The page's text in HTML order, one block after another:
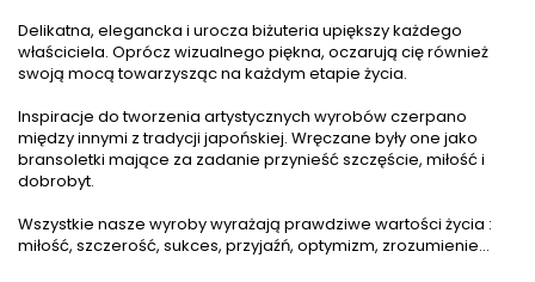
Delikatna, elegancka i urocza biżuteria upiększy każdego
właściciela. Oprócz wizualnego piękna, oczarują cię również
swoją mocą towarzysząc na każdym etapie życia.
Inspiracje do tworzenia artystycznych wyrobów czerpano
między innymi z tradycji japońskiej. Wręczane były one jako
bransoletki mające za zadanie przynieść szczęście, miłość i
dobrobyt.
Wszystkie nasze wyroby wyrażają prawdziwe wartości życia :
miłość, szczerość, sukces, przyjaźń, optymizm, zrozumienie...